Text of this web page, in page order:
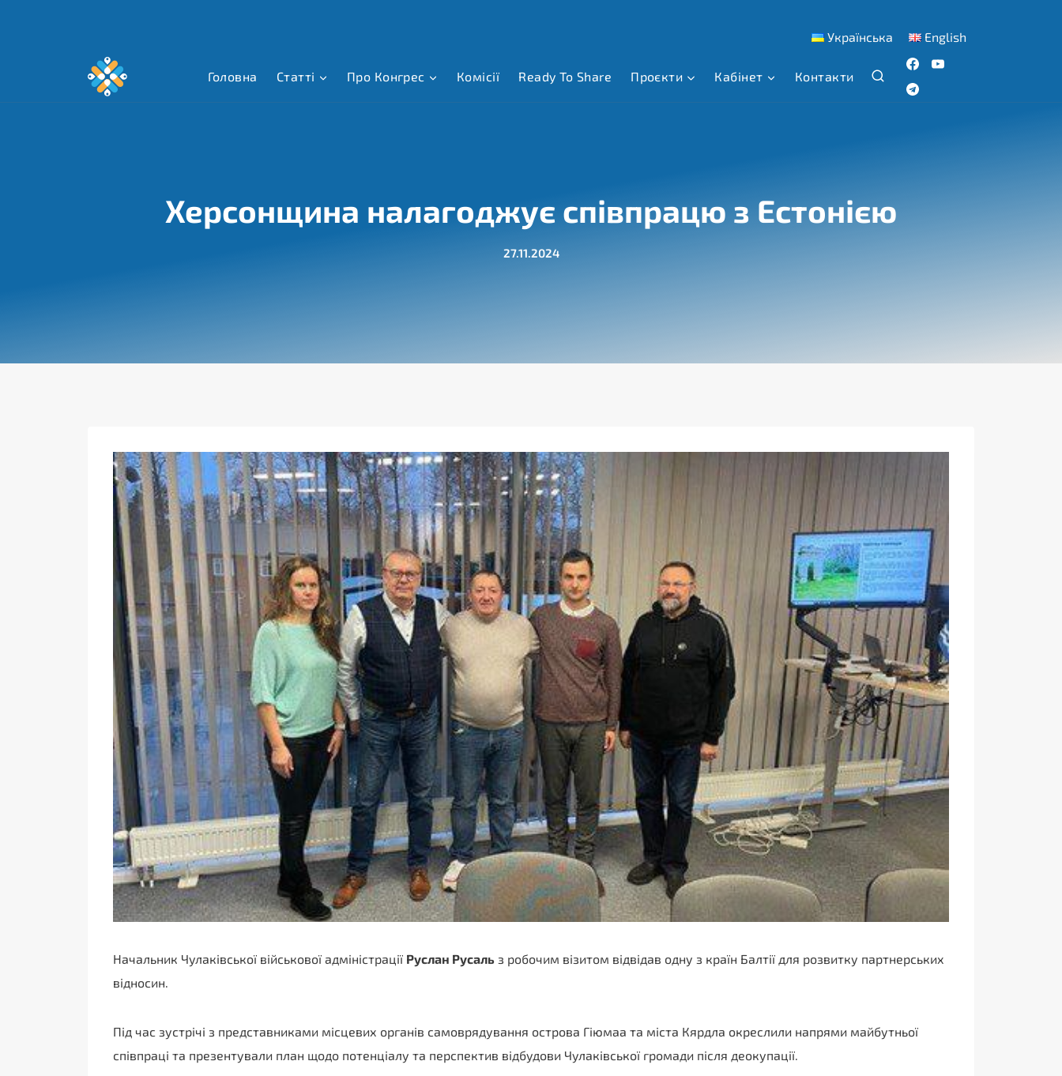
Українська English
Головна Статті Про Конгрес Комісії Ready To Share Проєкти Кабінет Контакти
Херсонщина налагоджує співпрацю з Естонією
27.11.2024
Начальник Чулаківської військової адміністрації Руслан Русаль з робочим візитом відвідав одну з країн Балтії для розвитку партнерських
відносин.
Під час зустрічі з представниками місцевих органів самоврядування острова Гіюмаа та міста Кярдла окреслили напрями майбутньої
співпраці та презентували план щодо потенціалу та перспектив відбудови Чулаківської громади після деокупації.